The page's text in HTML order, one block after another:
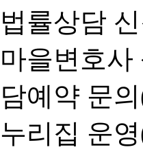
법률상담
마을변호사
담예약 문
누리집 운